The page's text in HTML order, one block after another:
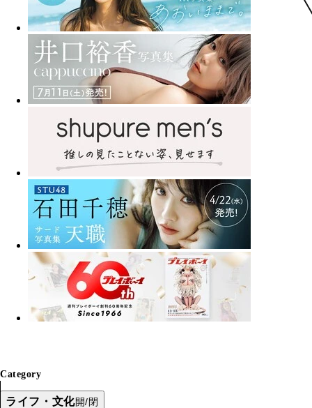
Category
ライフ・文化開/閉